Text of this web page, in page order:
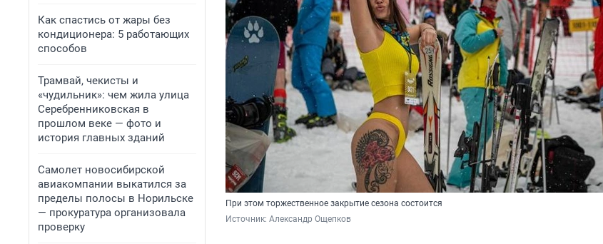
Как спастись от жары без
кондиционера: 5 работающих
способов
Трамвай, чекисты и
«чудильник»: чем жила улица
Серебренниковская в
прошлом веке — фото и
история главных зданий
Самолет новосибирской
авиакомпании выкатился за
пределы полосы в Норильске
— прокуратура организовала
проверку
При этом торжественное закрытие сезона состоится
Источник: Александр Ощепков